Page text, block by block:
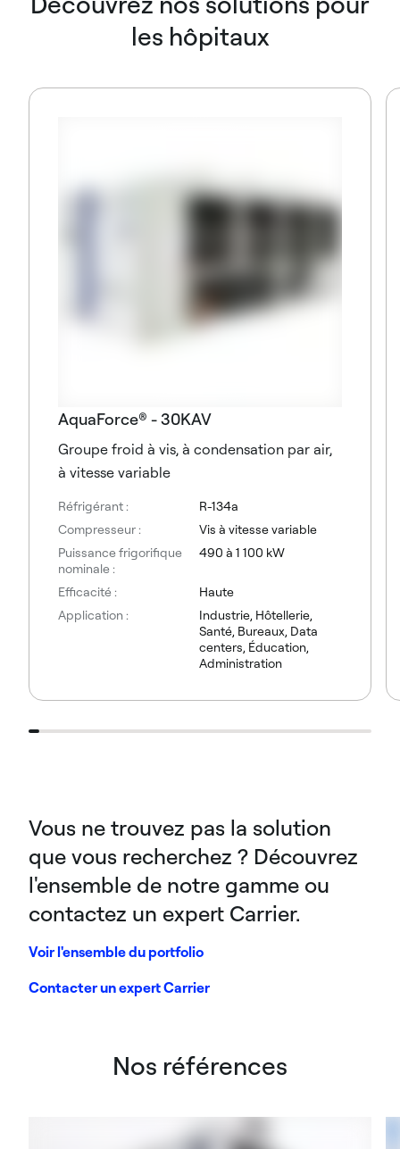
les hôpitaux
AquaForce® - 30KAV
Groupe froid à vis, à condensation par air,
à vitesse variable
Réfrigérant :
R-134a
Compresseur :
Vis à vitesse variable
Puissance frigorifique
nominale :
490 à 1 100 kW
Efficacité :
Haute
Application :
Industrie, Hôtellerie,
Santé, Bureaux, Data
centers, Éducation,
Administration
Vous ne trouvez pas la solution
que vous recherchez ? Découvrez
l'ensemble de notre gamme ou
contactez un expert Carrier.
Voir l'ensemble du portfolio
Contacter un expert Carrier
Nos références